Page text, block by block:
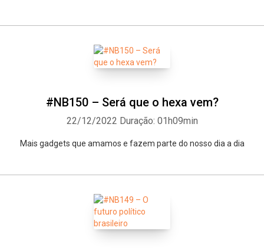
#NB150 – Será que o hexa vem?
22/12/2022 Duração: 01h09min
Mais gadgets que amamos e fazem parte do nosso dia a dia